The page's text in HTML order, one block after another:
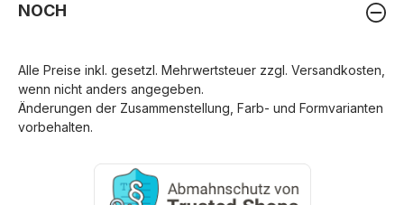
NOCH
Alle Preise inkl. gesetzl. Mehrwertsteuer zzgl. Versandkosten
wenn nicht anders angegeben.
Änderungen der Zusammenstellung, Farb- und Formvarianten
vorbehalten.